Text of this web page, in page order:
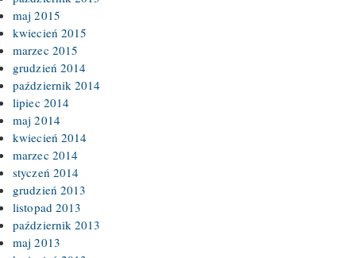
maj 2015
kwiecień 2015
marzec 2015
grudzień 2014
październik 2014
lipiec 2014
maj 2014
kwiecień 2014
marzec 2014
styczeń 2014
grudzień 2013
listopad 2013
październik 2013
maj 2013